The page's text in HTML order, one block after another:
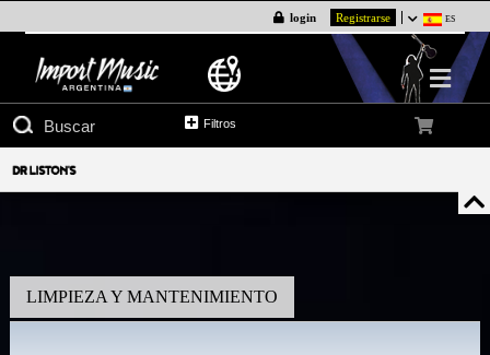
login Registrarse ES
Filtros
LIMPIEZA Y MANTENIMIENTO